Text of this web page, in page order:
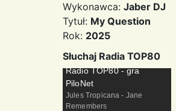
Wykonawca: Jaber DJ
Tytuł: My Question
Rok: 2025
Słuchaj Radia TOP80
Radio TOP80 - gra
PiloNet
Jules Tropicana - Jane
Remembers